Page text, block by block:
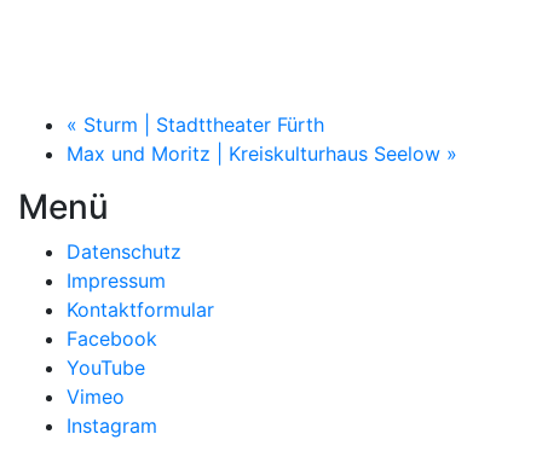
« Sturm | Stadttheater Fürth
Max und Moritz | Kreiskulturhaus Seelow »
Menü
Datenschutz
Impressum
Kontaktformular
Facebook
YouTube
Vimeo
Instagram